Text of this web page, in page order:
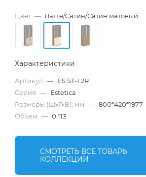
Цвет — Латте/Сатин/Сатин матовый
Характеристики
Артикул — ES.ST-1.2R
Серия — Estetica
Размеры (ШхГхВ), мм — 800*420*1977
Объем — 0.113
СМОТРЕТЬ ВСЕ ТОВАРЫ
КОЛЛЕКЦИИ